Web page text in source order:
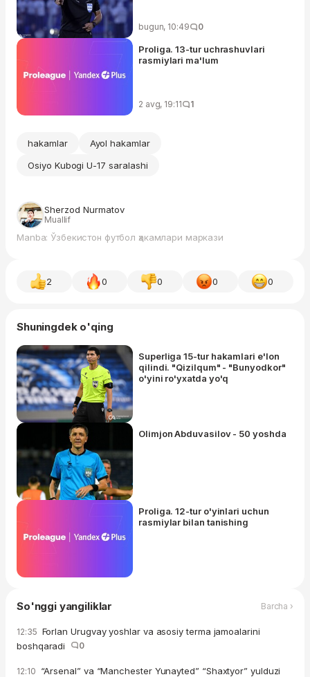
bugun, 10:49 0
Proliga. 13-tur uchrashuvlari
rasmiylari ma'lum
2 avg, 19:11 1
hakamlar
Ayol hakamlar
Osiyo Kubogi U-17 saralashi
Sherzod Nurmatov
Muallif
Manba: Ўзбекистон футбол ҳакамлари маркази
2 0 0 0 0
Shuningdek o'qing
Superliga 15-tur hakamlari e'lon
qilindi. "Qizilqum" - "Bunyodkor"
o'yini ro'yxatda yo'q
Olimjon Abduvasilov - 50 yoshda
Proliga. 12-tur o'yinlari uchun
rasmiylar bilan tanishing
So'nggi yangiliklar Barcha ›
12:35 Forlan Urugvay yoshlar va asosiy terma jamoalarini
boshqaradi
0
12:10 “Arsenal” va “Manchester Yunayted” “Shaxtyor” yulduzi